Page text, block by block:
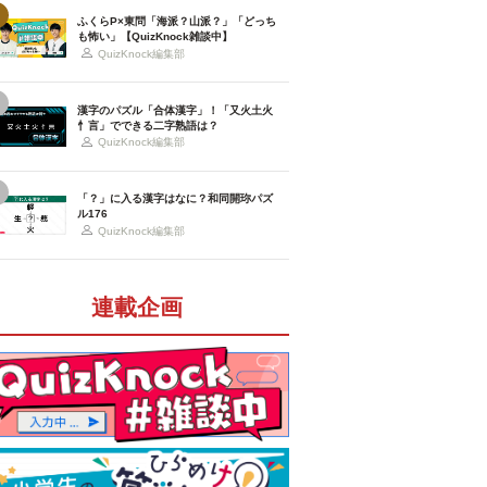
ふくらP×東問「海派？山派？」「どっち
も怖い」【QuizKnock雑談中】
QuizKnock編集部
漢字のパズル「合体漢字」！「又火土火
忄言」でできる二字熟語は？
QuizKnock編集部
「？」に入る漢字はなに？和同開珎パズ
ル176
QuizKnock編集部
連載企画